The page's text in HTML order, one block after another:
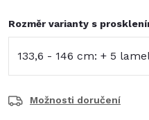
Rozměr varianty s
Možnosti doručení